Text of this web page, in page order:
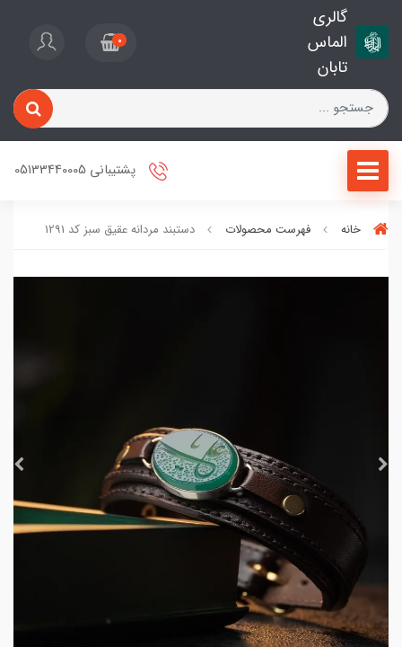
گالری
الماس
تابان
0
پشتیبانی 05133440005
خانه فهرست محصولات دستبند مردانه عقیق سبز کد 1291